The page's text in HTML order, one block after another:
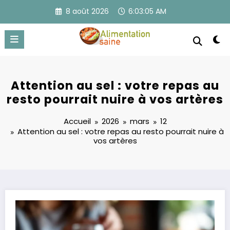
contenu
8 août 2026 6:03:05 AM
Attention au sel : votre repas au
resto pourrait nuire à vos artères
Accueil 2026 mars
12
Attention au sel : votre repas au resto pourrait nuire à
vos artères